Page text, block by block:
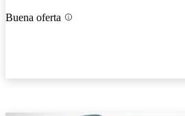
Buena oferta